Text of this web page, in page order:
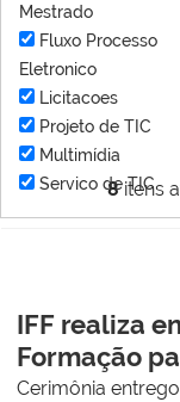
8itens
Mestrado
Fluxo Processo
Eletronico
Licitacoes
Projeto de TIC
Multimídia
Servico de TIC
IFF realiza
Formação
Cerimônia